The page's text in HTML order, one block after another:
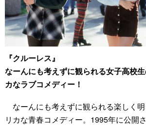
『クルーレス』
なーんにも考えずに観られる女子高校
カなラブコメディー！
なーんにも考えずに観られる楽しく
リカな青春コメディー。1995年に公開